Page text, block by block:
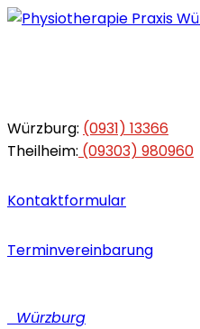
Würzburg: (0931) 13366
Theilheim: (09303) 980960
Kontaktformular
Terminvereinbarung
Würzburg